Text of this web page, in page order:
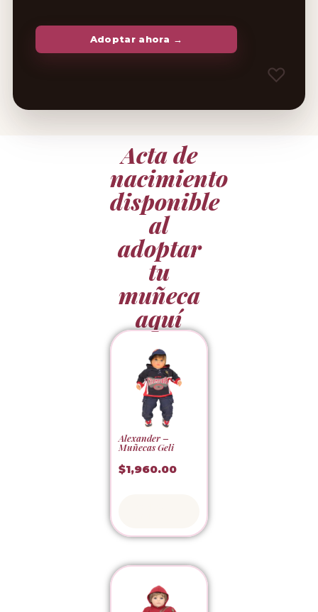
Adoptar ahora →
Acta de
nacimiento
disponible
al
adoptar
tu
muñeca
aquí
Alexander –
Muñecas Geli
$1,960.00